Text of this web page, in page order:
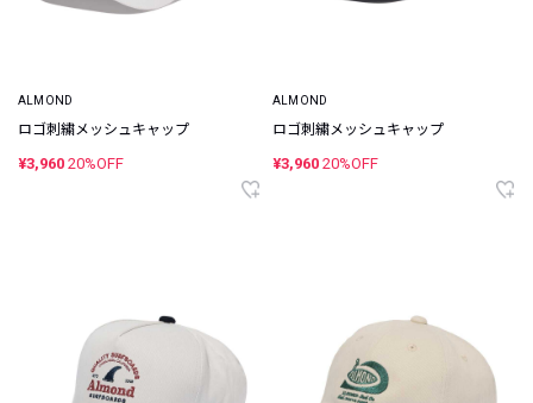
ALMOND
ロゴ刺繍メッシュキャップ
¥3,960 20%OFF
ALMOND
ロゴ刺繍メッシュキャップ
¥3,960 20%OFF